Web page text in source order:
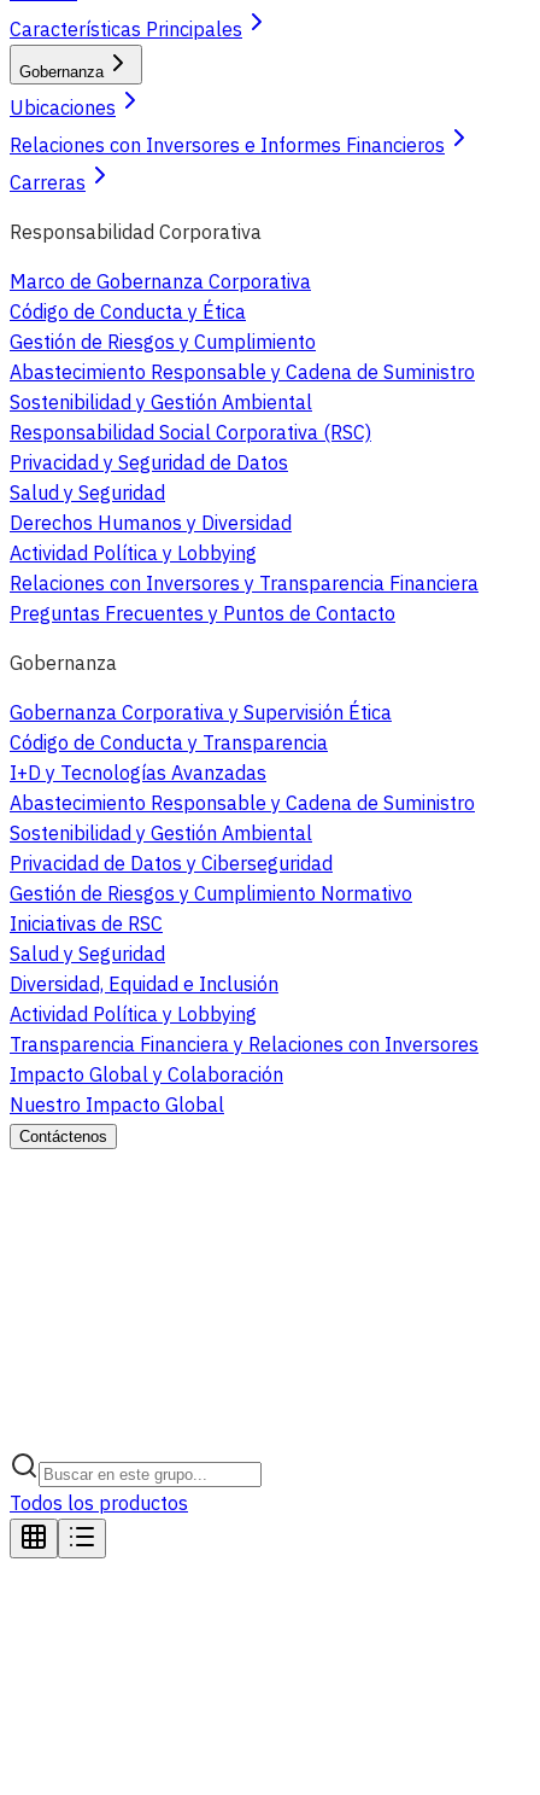
Características Principales
Gobernanza
Ubicaciones
Relaciones con Inversores e Informes Financieros
Carreras
Responsabilidad Corporativa
Marco de Gobernanza Corporativa
Código de Conducta y Ética
Gestión de Riesgos y Cumplimiento
Abastecimiento Responsable y Cadena de Suministro
Sostenibilidad y Gestión Ambiental
Responsabilidad Social Corporativa (RSC)
Privacidad y Seguridad de Datos
Salud y Seguridad
Derechos Humanos y Diversidad
Actividad Política y Lobbying
Relaciones con Inversores y Transparencia Financiera
Preguntas Frecuentes y Puntos de Contacto
Gobernanza
Gobernanza Corporativa y Supervisión Ética
Código de Conducta y Transparencia
I+D y Tecnologías Avanzadas
Abastecimiento Responsable y Cadena de Suministro
Sostenibilidad y Gestión Ambiental
Privacidad de Datos y Ciberseguridad
Gestión de Riesgos y Cumplimiento Normativo
Iniciativas de RSC
Salud y Seguridad
Diversidad, Equidad e Inclusión
Actividad Política y Lobbying
Transparencia Financiera y Relaciones con Inversores
Impacto Global y Colaboración
Nuestro Impacto Global
Contáctenos
Todos los productos